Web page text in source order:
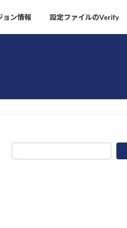
ョン情報 設定ファイルのVerify